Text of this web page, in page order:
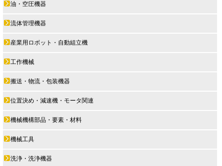
油・空圧機器
流体管理機器
産業用ロボット・自動組立機
工作機械
搬送・物流・包装機器
位置決め・減速機・モータ関連
機械機構部品・要素・材料
機械工具
洗浄・洗浄機器